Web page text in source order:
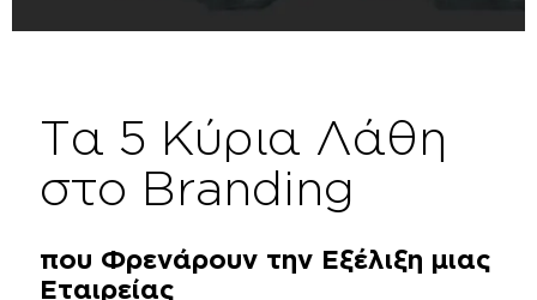
Τα 5 Κύρια Λάθη
στο Branding
που Φρενάρουν την Εξέλιξη μιας
Εταιρείας